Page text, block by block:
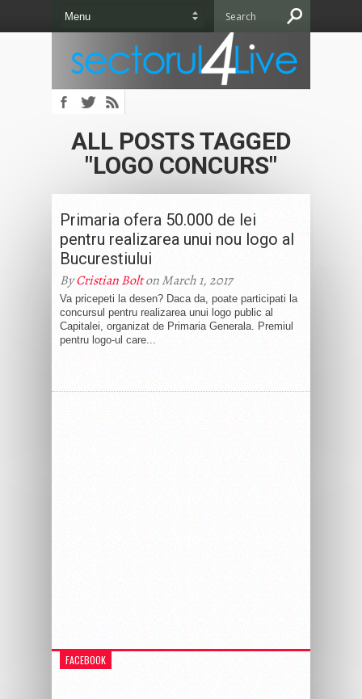
ALL POSTS TAGGED
"LOGO CONCURS"
Primaria ofera 50.000 de lei
pentru realizarea unui nou logo al
Bucurestiului
ByCristian Bolton March 1, 2017
Va pricepeti la desen? Daca da, poate participati la
concursul pentru realizarea unui logo public al
Capitalei, organizat de Primaria Generala. Premiul
pentru logo-ul care...
FACEBOOK